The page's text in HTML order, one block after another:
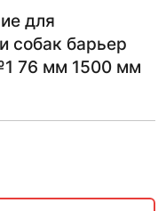
для
собак барьер
76 мм 1500 мм